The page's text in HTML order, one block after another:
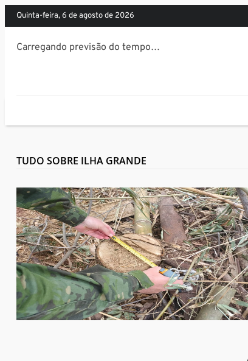
quinta-feira, 6 de agosto de 2026
Carregando previsão do tempo…
TUDO SOBRE ILHA GRANDE